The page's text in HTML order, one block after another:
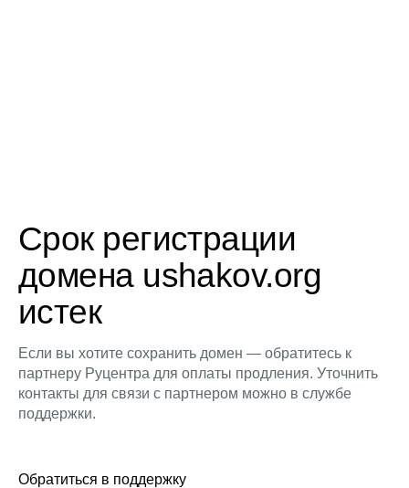
Срок регистрации
домена ushakov.org
истек
Если вы хотите сохранить домен — обратитесь к
партнеру Руцентра для оплаты продления. Уточнить
контакты для связи с партнером можно в службе
поддержки.
Обратиться в поддержку